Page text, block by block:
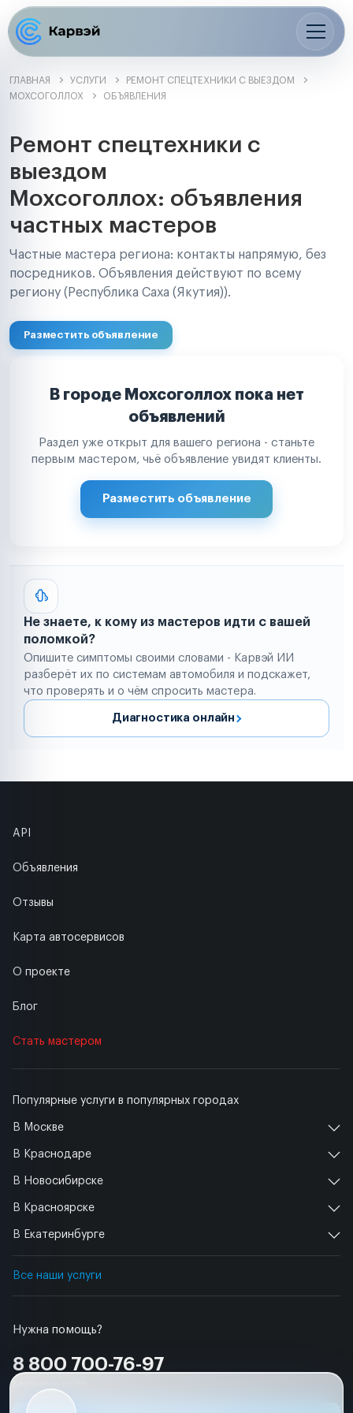
ГЛАВНАЯ УСЛУГИ
РЕМОНТ СПЕЦТЕХНИКИ С ВЫЕЗДОМ
МОХСОГОЛЛОХ
ОБЪЯВЛЕНИЯ
Ремонт спецтехники с
выездом
Мохсоголлох: объявления
частных мастеров
Частные мастера региона: контакты напрямую, без
посредников. Объявления действуют по всему
региону (Республика Саха (Якутия)).
Разместить объявление
В городе Мохсоголлох пока нет
объявлений
Раздел уже открыт для вашего региона - станьте
первым мастером, чьё объявление увидят клиенты.
Разместить объявление
Не знаете, к кому из мастеров идти с вашей
поломкой?
Опишите симптомы своими словами - Карвэй ИИ
разберёт их по системам автомобиля и подскажет,
что проверять и о чём спросить мастера.
Диагностика онлайн
Нужна помощь?
8 800 700-76-97
Популярные услуги в популярных городах
В Москве
В Краснодаре
В Новосибирске
В Красноярске
В Екатеринбурге
Все наши услуги
API
Объявления
Отзывы
Карта автосервисов
О проекте
Блог
Стать мастером